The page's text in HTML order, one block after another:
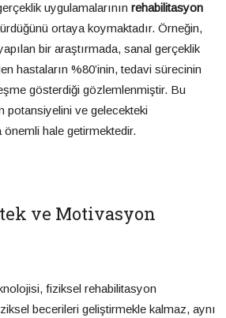
uygulamalarının rehabilitasyon
ortaya koymaktadır. Örneğin,
bir araştırmada, sanal gerçeklik
hastaların %80’inin, tedavi sürecinin
gösterdiği gözlemlenmiştir. Bu
potansiyelini ve gelecekteki
önemli hale getirmektedir.
ve Motivasyon
fiziksel rehabilitasyon
becerileri geliştirmekle kalmaz, aynı